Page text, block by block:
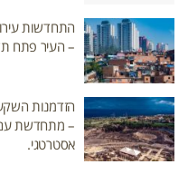
התחדשות
– העיר פתח
הזדמנות
אסטרטגי.